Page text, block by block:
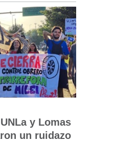
y Lomas
un ruidazo